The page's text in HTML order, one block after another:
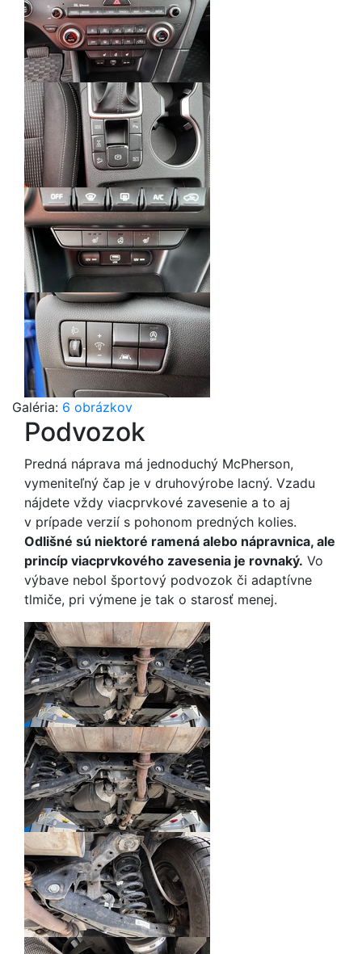
Galéria: 6 obrázkov
Podvozok
Predná náprava má jednoduchý McPherson,
vymeniteľný čap je v druhovýrobe lacný. Vzadu
nájdete vždy viacprvkové zavesenie a to aj
v prípade verzií s pohonom predných kolies.
Odlišné sú niektoré ramená alebo nápravnica, ale
princíp viacprvkového zavesenia je rovnaký. Vo
výbave nebol športový podvozok či adaptívne
tlmiče, pri výmene je tak o starosť menej.